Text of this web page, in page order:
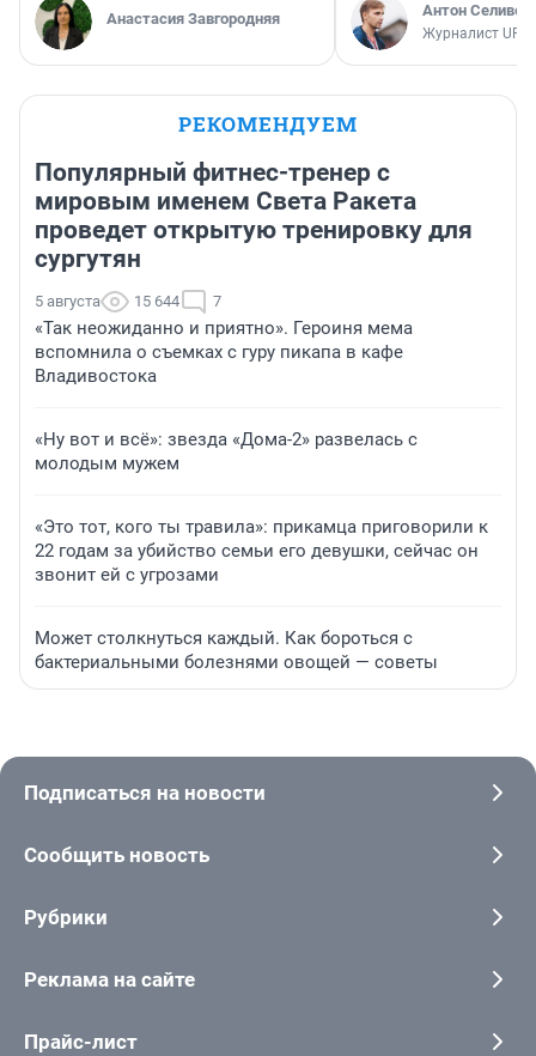
Анастасия Завгородняя Антон
Журналист
РЕКОМЕНДУЕМ
Популярный фитнес-тренер с
мировым именем Света Ракета
проведет открытую тренировку для
сургутян
5 августа 15 644 7
«Так неожиданно и приятно». Героиня мема
вспомнила о съемках с гуру пикапа в кафе
Владивостока
«Ну вот и всё»: звезда «Дома-2» развелась с
молодым мужем
«Это тот, кого ты травила»: прикамца приговорили к
22 годам за убийство семьи его девушки, сейчас он
звонит ей с угрозами
Может столкнуться каждый. Как бороться с
бактериальными болезнями овощей — советы
Подписаться на новости
Сообщить новость
Рубрики
Реклама на сайте
Прайс-лист